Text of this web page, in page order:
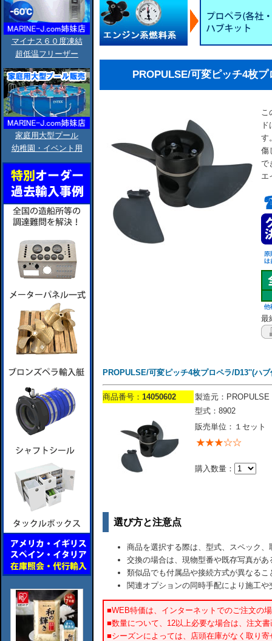
マイナス６０度凍結
超低温フリーザー
家庭用大型プール
幼稚園・イベント用
PROPULSE/可変ピッチ4枚
こ
す
傷
で
エ
最
PROPULSE/可変ピッチ4枚プロペラ/D13''(ハブ
商品番号： 14050602
製造元：PROPULSE
型式：8902
販売単位：１セット
購入数量：
選び方と注意点
商品を選択する際は、型式、スペック
交換の場合は、現物型番や既存写真が
類似品でも付属品や接続方式が異なるこ
関連オプションの同時手配により施工
■WEB特価は、インターネットでのご注文の
■数量について、12以上必要な場合は、注文
■シーズンによっては、店頭在庫がなく取り